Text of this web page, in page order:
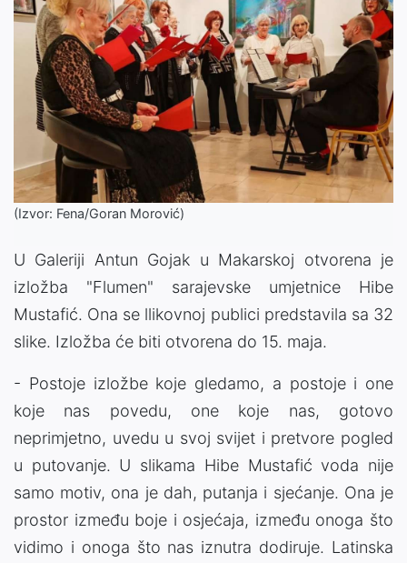
(Izvor: Fena/Goran Morović)
U Galeriji Antun Gojak u Makarskoj otvorena je
izložba "Flumen" sarajevske umjetnice Hibe
Mustafić. Ona se llikovnoj publici predstavila sa 32
slike. Izložba će biti otvorena do 15. maja.
- Postoje izložbe koje gledamo, a postoje i one
koje nas povedu, one koje nas, gotovo
neprimjetno, uvedu u svoj svijet i pretvore pogled
u putovanje. U slikama Hibe Mustafić voda nije
samo motiv, ona je dah, putanja i sjećanje. Ona je
prostor između boje i osjećaja, između onoga što
vidimo i onoga što nas iznutra dodiruje. Latinska